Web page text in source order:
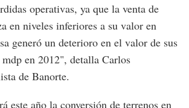
operativas, ya que la venta de
en niveles inferiores a su valor en
generó un deterioro en el valor de sus
en 2012", detalla Carlos
de Banorte.
este año la conversión de terrenos en